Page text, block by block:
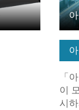
「
이
시